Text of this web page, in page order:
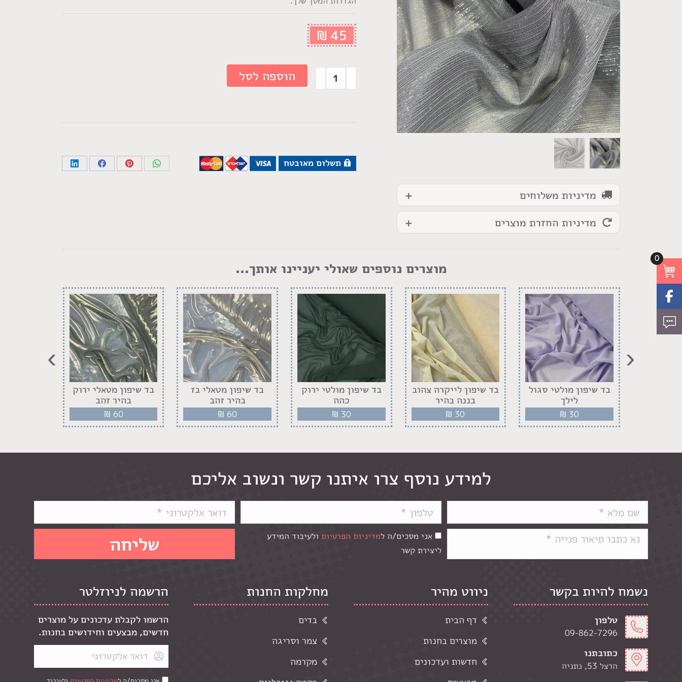
מדיניות משלוחים
מדיניות החזרת מוצרים
₪ 45
כמות
של
בד
שיפון
פסים
מנצנץ
אפור
כסף
הוספה לסל
תשלום מאובטח
Share
Share
Share
Share
מוצרים נוספים שאולי יעניינו אותך...
בד שיפון מולטי סגול
לילך
₪ 30
בד שיפון לייקרה צהוב
בננה בהיר
₪ 30
בד שיפון מולטי ירוק
כהה
₪ 30
בד שיפון מטאלי בז
בהיר זהב
₪ 60
בד שיפון מטאלי ירוק
בהיר זהב
₪ 60
‹
›
למידע נוסף צרו איתנו קשר ונשוב אליכם
אני מסכים/ה למדיניות הפרטיות ולעיבוד המידע
ליצירת קשר
נשמח להיות בקשר
טלפון
09-862-7296
כתובתנו
הרצל 53, נתניה
ניווט מהיר
דף הבית
מוצרים בחנות
חדשות ועדכונים
מחלקות החנות
בדים
צמר וסריגה
מקרמה
הרשמה לניוזלטר
הרשמו לקבלת עדכונים על מוצרים
חדשים, מבצעים וחידושים בחנות.
0